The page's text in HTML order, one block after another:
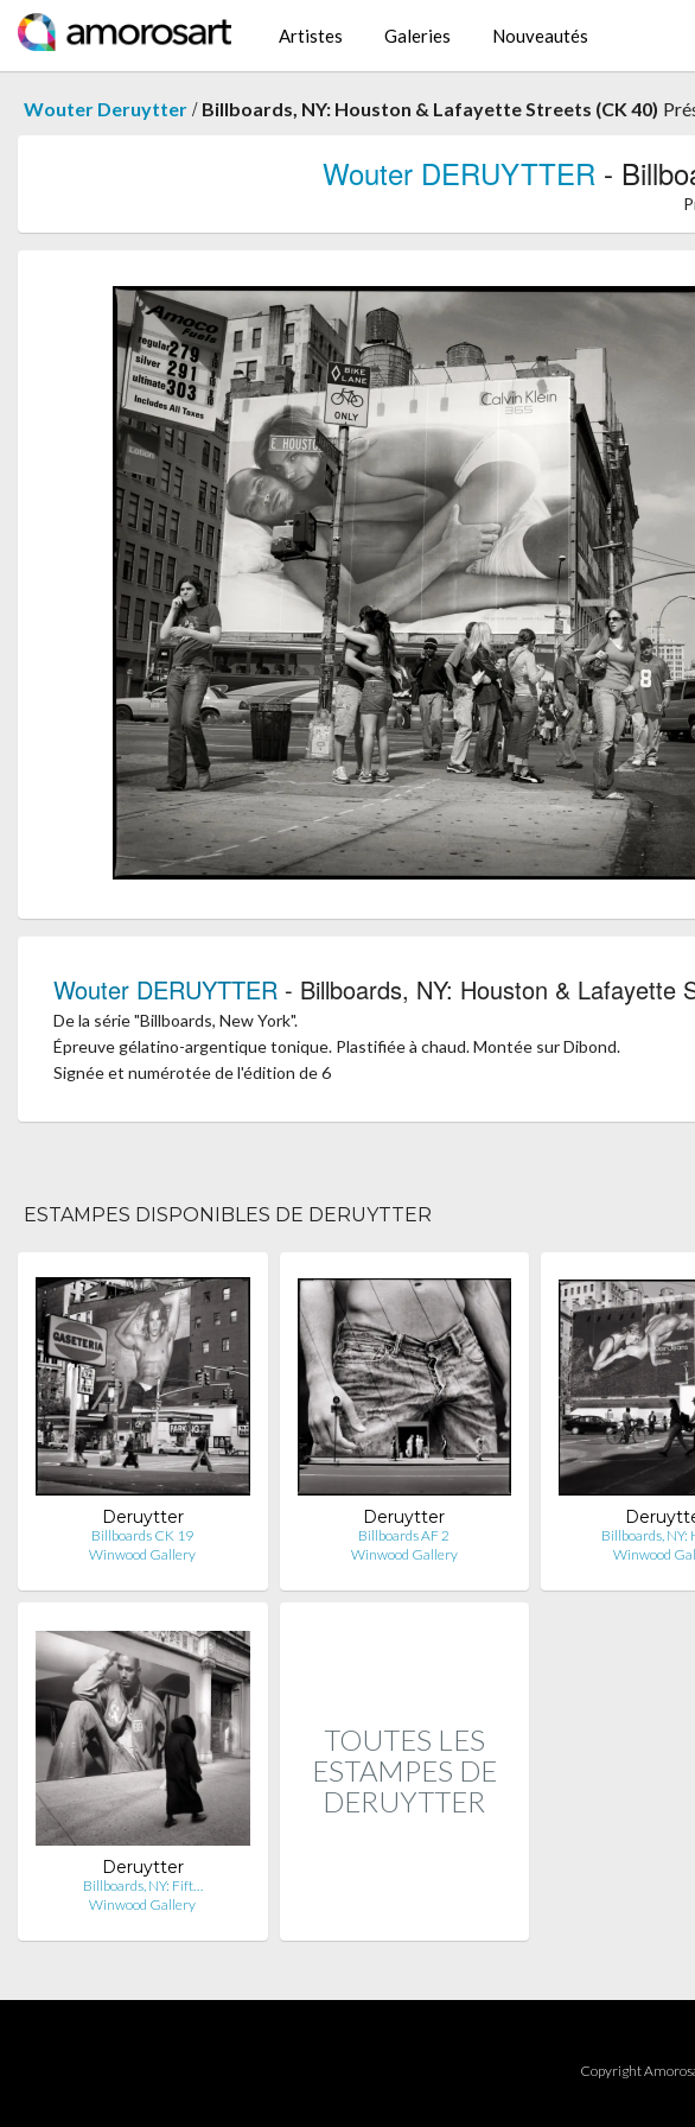
Artistes Galeries Nouveautés
Wouter Deruytter / Billboards, NY: Houston & Lafayette Streets (CK 40)
Wouter DERUYTTER -
Wouter DERUYTTER - Billboards, NY: Houston & Lafayette
De la série "Billboards, New York".
Épreuve gélatino-argentique tonique. Plastifiée à chaud. Montée sur Dibond.
Signée et numérotée de l'édition de 6
ESTAMPES DISPONIBLES DE DERUYTTER
Deruytter
Billboards CK 19
Winwood Gallery
Deruytter
Billboards AF 2
Winwood Gallery
Billboards, NY:
Winwood
Deruytter
Billboards, NY: Fift…
Winwood Gallery
TOUTES LES
ESTAMPES DE
DERUYTTER
Copyright